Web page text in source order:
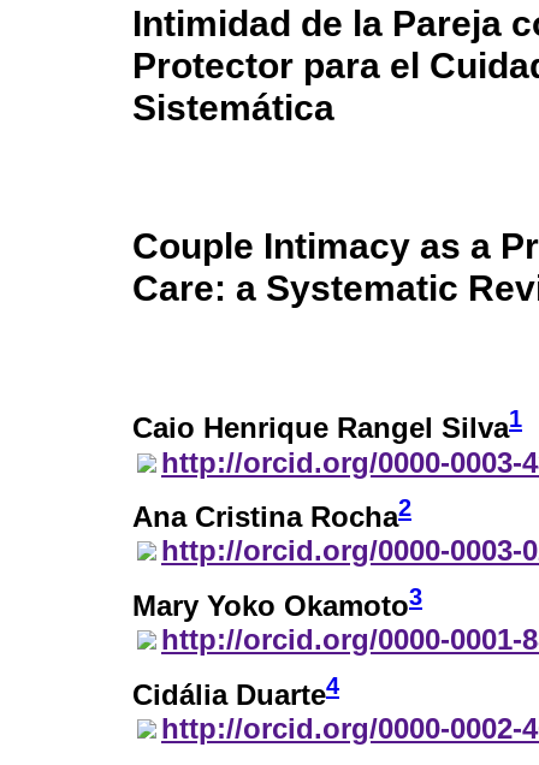
Intimidad de la Pareja
Protector para el
Sistemática
Couple Intimacy as a
Care: a Systematic
Caio Henrique Rangel Silva1
http://orcid.org/0000-0003-
Ana Cristina Rocha2
http://orcid.org/0000-0003-
Mary Yoko Okamoto3
http://orcid.org/0000-0001-
Cidália Duarte4
http://orcid.org/0000-0002-